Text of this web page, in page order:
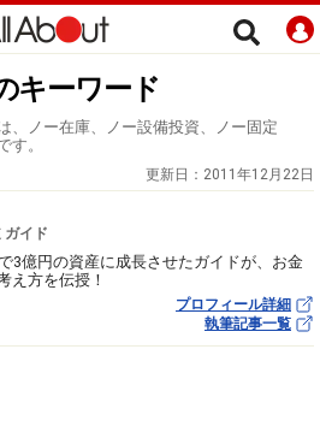
キーワード
、ノー在庫、ノー設備投資、ノー固定
す。
更新日： 2011年12月22日
ガイド
3億円の資産に成長させたガイドが、お金
え方を伝授！
プロフィール詳細
執筆記事一覧